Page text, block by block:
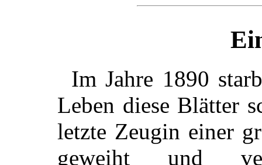
Im Jahre 1890
Leben diese Blätter
letzte Zeugin einer
geweiht und